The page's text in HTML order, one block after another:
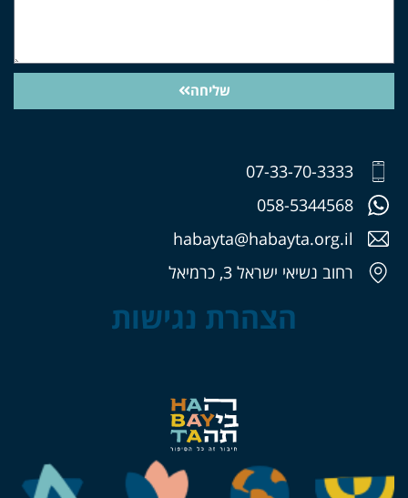
07-33-70-3333
058-5344568
habayta@habayta.org.il
רחוב נשיאי ישראל 3, כרמיאל
הצהרת נגישות
שליחה